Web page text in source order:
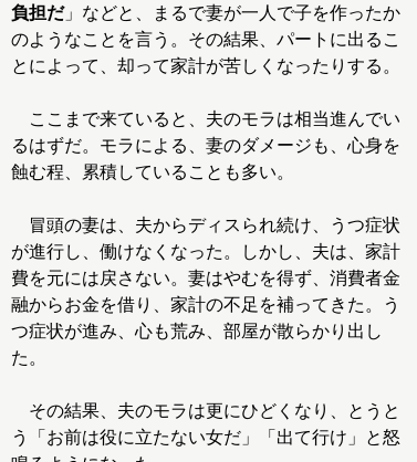
負担だ」などと、まるで妻が一人で子を作ったか
のようなことを言う。その結果、パートに出るこ
とによって、却って家計が苦しくなったりする。
ここまで来ていると、夫のモラは相当進んでい
るはずだ。モラによる、妻のダメージも、心身を
蝕む程、累積していることも多い。
冒頭の妻は、夫からディスられ続け、うつ症状
が進行し、働けなくなった。しかし、夫は、家計
費を元には戻さない。妻はやむを得ず、消費者金
融からお金を借り、家計の不足を補ってきた。う
つ症状が進み、心も荒み、部屋が散らかり出し
た。
その結果、夫のモラは更にひどくなり、とうと
う「お前は役に立たない女だ」「出て行け」と怒